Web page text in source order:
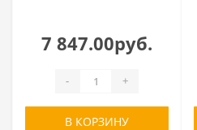
7 847.00руб.
- +
В КОРЗИНУ